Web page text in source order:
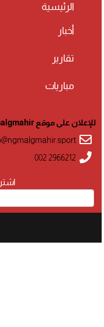
الرئيسية
أخبار
تقارير
مباريات
للإعلان على موقع ngmalgmahir
002 2966212